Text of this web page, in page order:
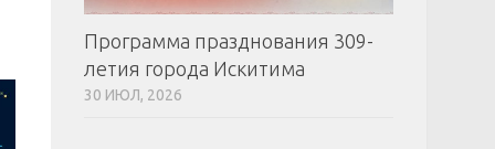
Программа празднования 309-
летия города Искитима
30 ИЮЛ, 2026